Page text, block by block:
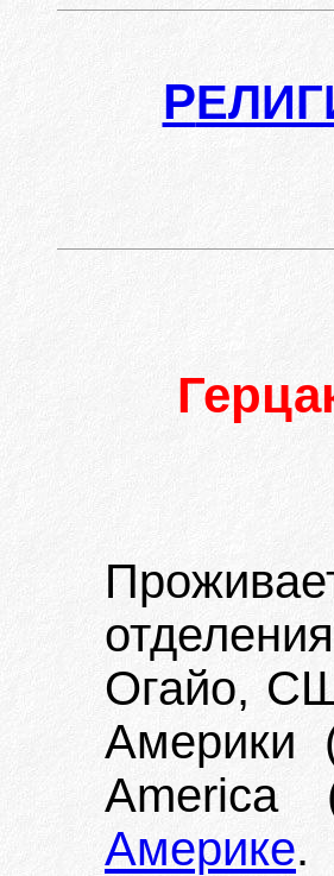
Р
Огайо,
Америки
America
Америке.